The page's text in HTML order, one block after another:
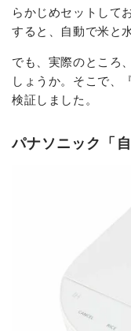
らかじめセットして
すると、自動で米と
でも、実際のところ
しょうか。そこで、
検証しました。
パナソニック「